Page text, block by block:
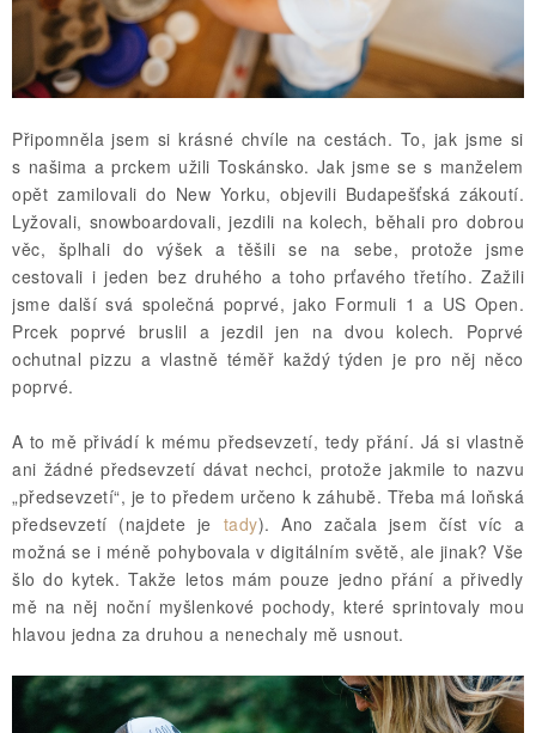
Připomněla jsem si krásné chvíle na cestách. To, jak jsme si
s našima a prckem užili Toskánsko. Jak jsme se s manželem
opět zamilovali do New Yorku, objevili Budapešťská zákoutí.
Lyžovali, snowboardovali, jezdili na kolech, běhali pro dobrou
věc, šplhali do výšek a těšili se na sebe, protože jsme
cestovali i jeden bez druhého a toho prťavého třetího. Zažili
jsme další svá společná poprvé, jako Formuli 1 a US Open.
Prcek poprvé bruslil a jezdil jen na dvou kolech. Poprvé
ochutnal pizzu a vlastně téměř každý týden je pro něj něco
poprvé.
A to mě přivádí k mému předsevzetí, tedy přání. Já si vlastně
ani žádné předsevzetí dávat nechci, protože jakmile to nazvu
„předsevzetí“, je to předem určeno k záhubě. Třeba má loňská
předsevzetí (najdete je tady). Ano začala jsem číst víc a
možná se i méně pohybovala v digitálním světě, ale jinak? Vše
šlo do kytek. Takže letos mám pouze jedno přání a přivedly
mě na něj noční myšlenkové pochody, které sprintovaly mou
hlavou jedna za druhou a nenechaly mě usnout.